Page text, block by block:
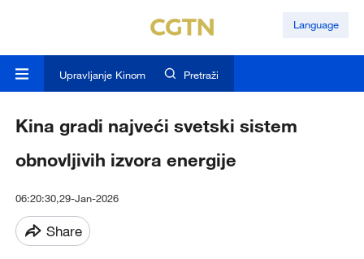
Language
Upravljanje Kinom Pretraži
Kina gradi najveći svetski sistem
obnovljivih izvora energije
06:20:30,29-Jan-2026
Share